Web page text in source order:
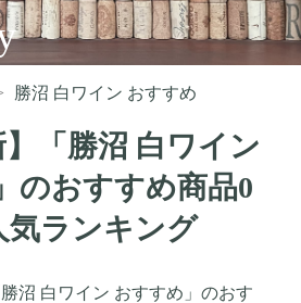
勝沼 白ワイン おすすめ
】「勝沼 白ワイン
のおすすめ商品0
気ランキング
沼 白ワイン おすすめ」のおす